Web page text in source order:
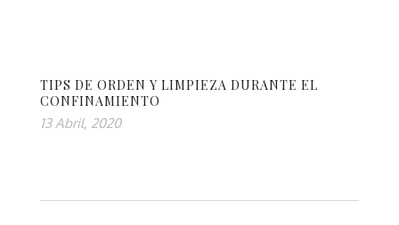
TIPS DE ORDEN Y LIMPIEZA DURANTE EL
CONFINAMIENTO
13 Abril, 2020